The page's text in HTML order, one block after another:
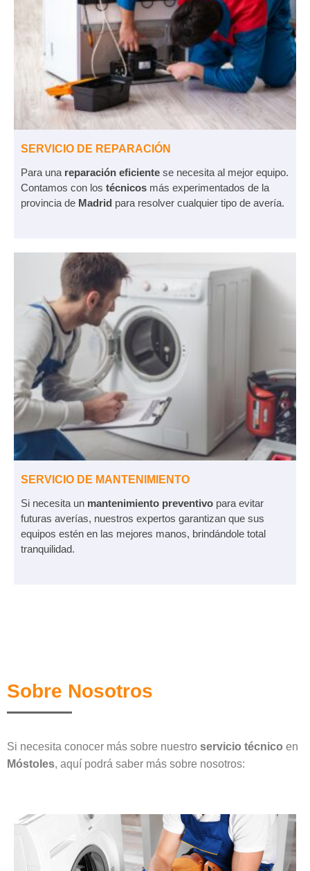
SERVICIO DE REPARACIÓN
Para una reparación eficiente se necesita al mejor equipo.
Contamos con los técnicos más experimentados de la
provincia de Madrid para resolver cualquier tipo de avería.
SERVICIO DE MANTENIMIENTO
Si necesita un mantenimiento preventivo para evitar
futuras averías, nuestros expertos garantizan que sus
equipos estén en las mejores manos, brindándole total
tranquilidad.
Sobre Nosotros
Si necesita conocer más sobre nuestro servicio técnico en
Móstoles, aquí podrá saber más sobre nosotros: